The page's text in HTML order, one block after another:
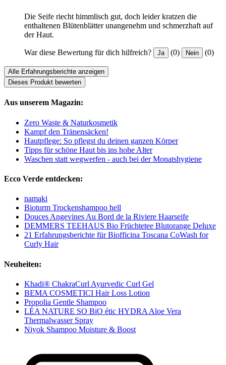
Die Seife riecht himmlisch gut, doch leider kratzen die
enthaltenen Blütenblätter unangenehm und schmerzhaft auf
der Haut.
War diese Bewertung für dich hilfreich? Ja (0) Nein (0)
Alle Erfahrungsberichte anzeigen
Dieses Produkt bewerten
Aus unserem Magazin:
Zero Waste & Naturkosmetik
Kampf den Tränensäcken!
Hautpflege: So pflegst du deinen ganzen Körper
Tipps für schöne Haut bis ins hohe Alter
Waschen statt wegwerfen - auch bei der Monatshygiene
Ecco Verde entdecken:
namaki
Bioturm Trockenshampoo hell
Douces Angevines Au Bord de la Riviere Haarseife
DEMMERS TEEHAUS Bio Früchtetee Blutorange Deluxe
21 Erfahrungsberichte für Biofficina Toscana CoWash for
Curly Hair
Neuheiten:
Khadi® ChakraCurl Ayurvedic Curl Gel
BEMA COSMETICI Hair Loss Lotion
Propolia Gentle Shampoo
LÉA NATURE SO BiO étic HYDRA Aloe Vera
Thermalwasser Spray
Niyok Shampoo Moisture & Boost